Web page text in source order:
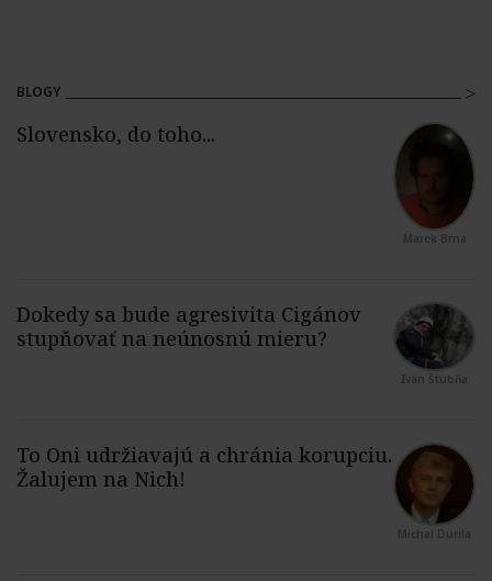
BLOGY
Marek Brna
Ivan Štubňa
Michal Durila